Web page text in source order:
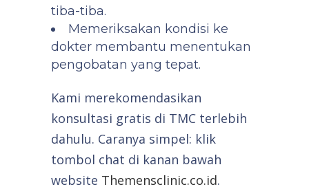
tiba-tiba.
Memeriksakan kondisi ke
dokter membantu menentukan
pengobatan yang tepat.
Kami merekomendasikan
konsultasi gratis di TMC terlebih
dahulu. Caranya simpel: klik
tombol chat di kanan bawah
website Themensclinic.co.id.